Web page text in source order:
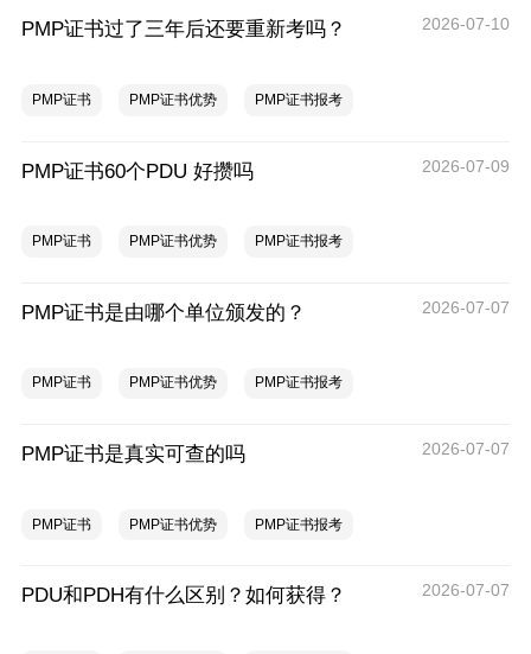
PMP证书过了三年后还要重新考吗？ 2026-07-10
PMP证书 PMP证书优势 PMP证书报考
PMP证书60个PDU 好攒吗 2026-07-09
PMP证书 PMP证书优势 PMP证书报考
PMP证书是由哪个单位颁发的？ 2026-07-07
PMP证书 PMP证书优势 PMP证书报考
PMP证书是真实可查的吗 2026-07-07
PMP证书 PMP证书优势 PMP证书报考
PDU和PDH有什么区别？如何获得？ 2026-07-07